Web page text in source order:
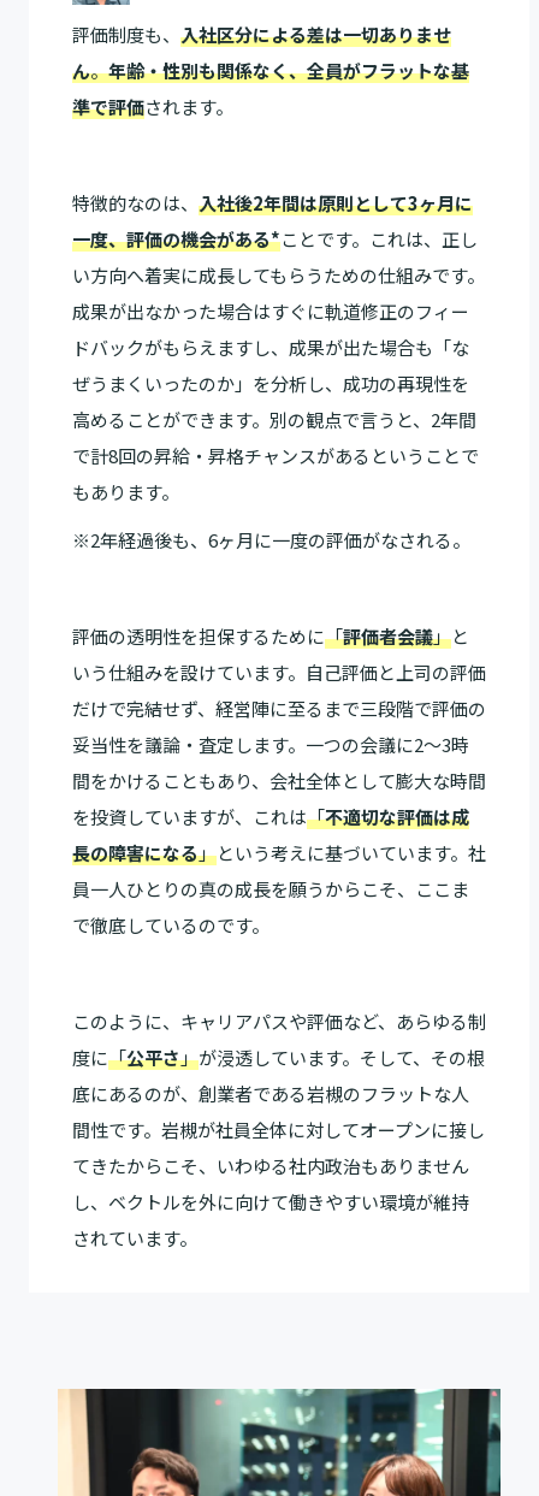
評価制度も、 入社区分による差は一切ありませ
ん。年齢・性別も関係なく、全員がフラットな基
準で評価されます。
特徴的なのは、 入社後2年間は原則として3ヶ月に
一度、評価の機会がある*ことです。これは、正し
い方向へ着実に成長してもらうための仕組みです。
成果が出なかった場合はすぐに軌道修正のフィー
ドバックがもらえますし、成果が出た場合も「な
ぜうまくいったのか」を分析し、成功の再現性を
高めることができます。別の観点で言うと、2年間
で計8回の昇給・昇格チャンスがあるということで
もあります。
※2年経過後も、6ヶ月に一度の評価がなされる。
評価の透明性を担保するために「評価者会議」と
いう仕組みを設けています。自己評価と上司の評価
だけで完結せず、経営陣に至るまで三段階で評価の
妥当性を議論・査定します。一つの会議に2〜3時
間をかけることもあり、会社全体として膨大な時間
を投資していますが、これは「不適切な評価は成
長の障害になる」という考えに基づいています。社
員一人ひとりの真の成長を願うからこそ、ここま
で徹底しているのです。
このように、キャリアパスや評価など、あらゆる制
度に「公平さ」が浸透しています。そして、その根
底にあるのが、創業者である岩槻のフラットな人
間性です。岩槻が社員全体に対してオープンに接し
てきたからこそ、いわゆる社内政治もありません
し、ベクトルを外に向けて働きやすい環境が維持
されています。